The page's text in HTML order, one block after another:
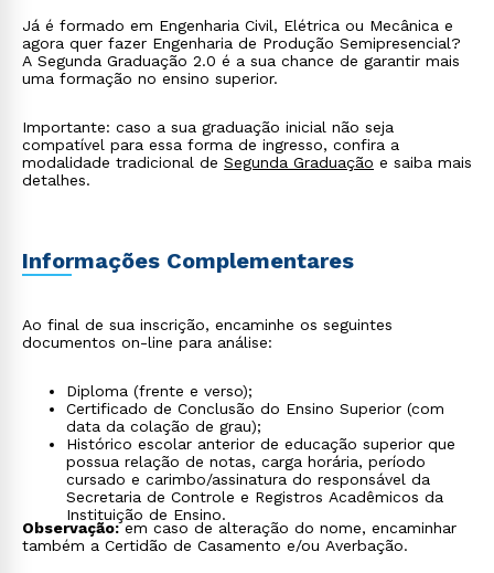
Já é formado em Engenharia Civil, Elétrica ou Mecânica e
agora quer fazer Engenharia de Produção Semipresencial?
A Segunda Graduação 2.0 é a sua chance de garantir mais
uma formação no ensino superior.
Importante: caso a sua graduação inicial não seja
compatível para essa forma de ingresso, confira a
modalidade tradicional de Segunda Graduação e saiba mais
detalhes.
Informações Complementares
Ao final de sua inscrição, encaminhe os seguintes
documentos on-line para análise:
Diploma (frente e verso);
Certificado de Conclusão do Ensino Superior (com
data da colação de grau);
Histórico escolar anterior de educação superior que
possua relação de notas, carga horária, período
cursado e carimbo/assinatura do responsável da
Secretaria de Controle e Registros Acadêmicos da
Instituição de Ensino.
Observação:em caso de alteração do nome, encaminhar
também a Certidão de Casamento e/ou Averbação.